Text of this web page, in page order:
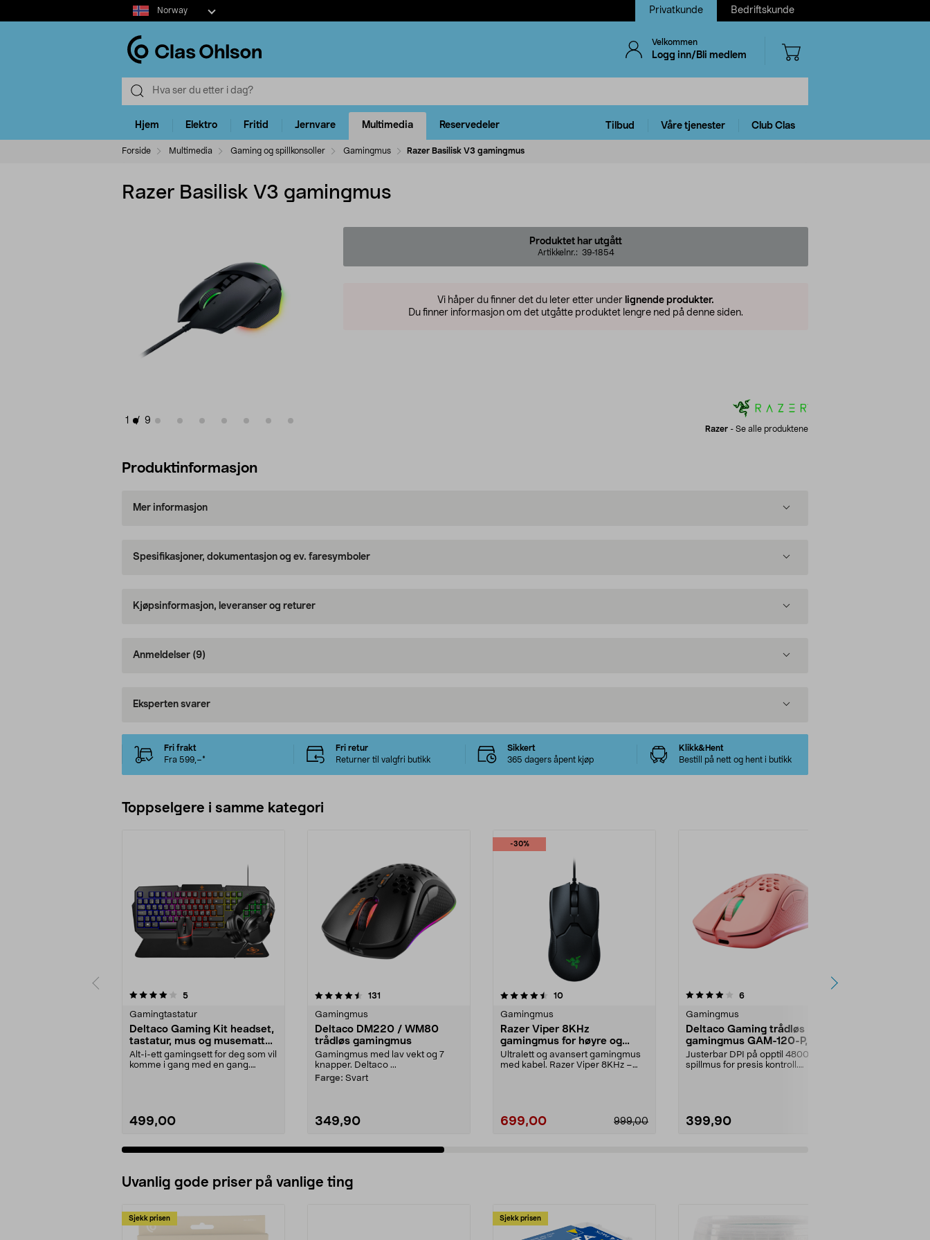
Select
market
Norway Privatkunde Bedriftskunde
Velkommen
Logg inn/Bli medlem
Hjem Elektro Fritid Jernvare Multimedia Reservedeler Tilbud Våre tjenester Club Clas
Forside Multimedia Gaming og spillkonsoller Gamingmus Razer Basilisk V3 gamingmus
Razer Basilisk V3 gamingmus
1 / 9
Produktet har utgått
Artikkelnr.: 39-1854
Vi håper du finner det du leter etter under lignende produkter.
Du finner informasjon om det utgåtte produktet lengre ned på denne siden.
Razer - Se alle produktene
Produktinformasjon
Mer informasjon
Spesifikasjoner, dokumentasjon og ev. faresymboler
Kjøpsinformasjon, leveranser og returer
Anmeldelser (9)
Eksperten svarer
Fri frakt
Fra 599,–*
Fri retur
Returner til valgfri butikk
Sikkert
365 dagers åpent kjøp
Klikk&Hent
Bestill på nett og hent i butikk
Toppselgere i samme kategori
5anmeldelser
Gamingtastatur
Deltaco Gaming Kit headset,
tastatur, mus og musematte,
GAM-174
Alt-i-ett gamingsett for deg som vil
komme i gang med en gang.
499,00
4.5 av 5 stjerner 131
Gamingmus
Deltaco DM220 / WM80
trådløs gamingmus
Gamingmus med lav vekt og 7
knapper. Deltaco ...
Farge: Svart
349,90
-30%
4.5 av 5 stjerner 10anmeldelser
Gamingmus
Razer Viper 8KHz
gamingmus for høyre og
venstrehendte
Ultralett og avansert gamingmus
med kabel. Razer Viper 8KHz –
699,00 999,00
4.0 av 5 stjerner 6anmeldelser
Gamingmus
Deltaco Gaming trådløs
gamingmus GAM-120-P, rosa
Justerbar DPI på opptil 4800 –
spillmus for presis kontroll.
399,90
4.5 av 5 stjerner
Uvanlig gode priser på vanlige ting
Sjekk prisen Sjekk prisen